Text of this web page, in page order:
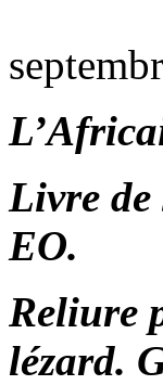
Livre
EO.
Reliure
lézard.